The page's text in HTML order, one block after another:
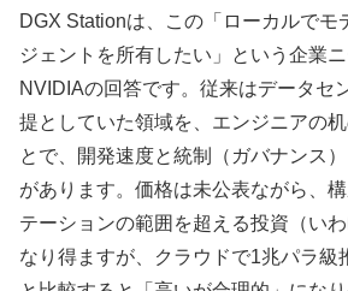
DGX Stationは、この「ローカルでモ
ジェントを所有したい」という企業
NVIDIAの回答です。従来はデータセ
提としていた領域を、エンジニアの机
とで、開発速度と統制（ガバナンス
があります。価格は未公表ながら、
テーションの範囲を超える投資（い
なり得ますが、クラウドで1兆パラ級